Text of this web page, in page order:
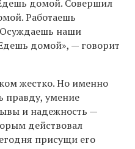
домой. Совершил
Работаешь
наши
домой», — говорит
жестко. Но именно
правду, умение
и надежность —
действовал
присущи его